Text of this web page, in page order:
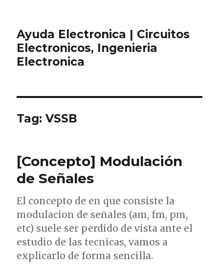
Ayuda Electronica | Circuitos
Electronicos, Ingenieria
Electronica
Tag:VSSB
[Concepto] Modulación
de Señales
El concepto de en que consiste la
modulacion de señales (am, fm, pm,
etc) suele ser perdido de vista ante el
estudio de las tecnicas, vamos a
explicarlo de forma sencilla.